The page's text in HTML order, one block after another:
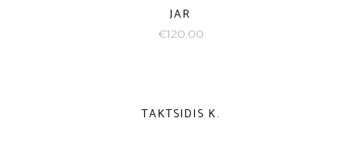
JAR
€120.00
TAKTSIDIS K.